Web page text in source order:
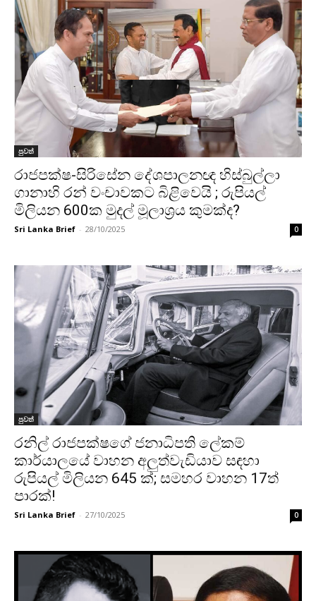
පුවත්
රාජපක්ෂ-සිරිසේන දේශපාලනඥ හිස්බුල්ලා
ගානාහි රන් වංචාවකට බිළිවෙයි ; රුපියල්
මිලියන 600ක මුදල් මූලාශ්‍රය කුමක්ද?
Sri Lanka Brief - 28/10/2025 0
පුවත්
රනිල් රාජපක්ෂගේ ජනාධිපති ලේකම්
කාර්යාලයේ වාහන අලුත්වැඩියාව සඳහා
රුපියල් මිලියන 645 ක්; සමහර වාහන 17ත්
පාරක්!
Sri Lanka Brief - 27/10/2025 0